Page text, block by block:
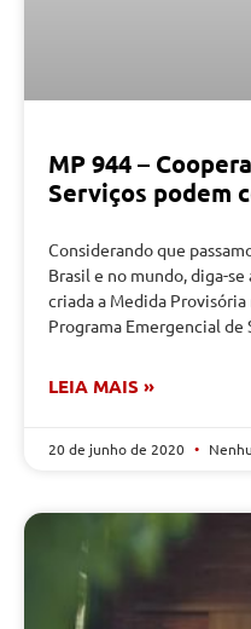
MP 944 –
Serviços podem
Considerando que
Brasil e no mundo, diga-
criada a Medida
Programa Emergencial de
LEIA MAIS »
20 de junho de 2020